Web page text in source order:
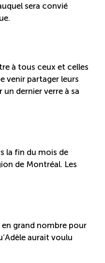
sera convié
à tous ceux et celles
venir partager leurs
dernier verre à sa
la fin du mois de
de Montréal. Les
grand nombre pour
aurait voulu